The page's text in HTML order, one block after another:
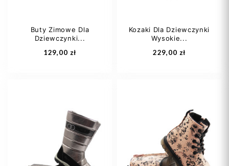
Dodaj do koszyka Dodaj do koszyka
Buty Zimowe Dla
Dziewczynki...
129,00 zł
24
25
27
Kozaki Dla Dziewczynki
Wysokie...
229,00 zł
32 36